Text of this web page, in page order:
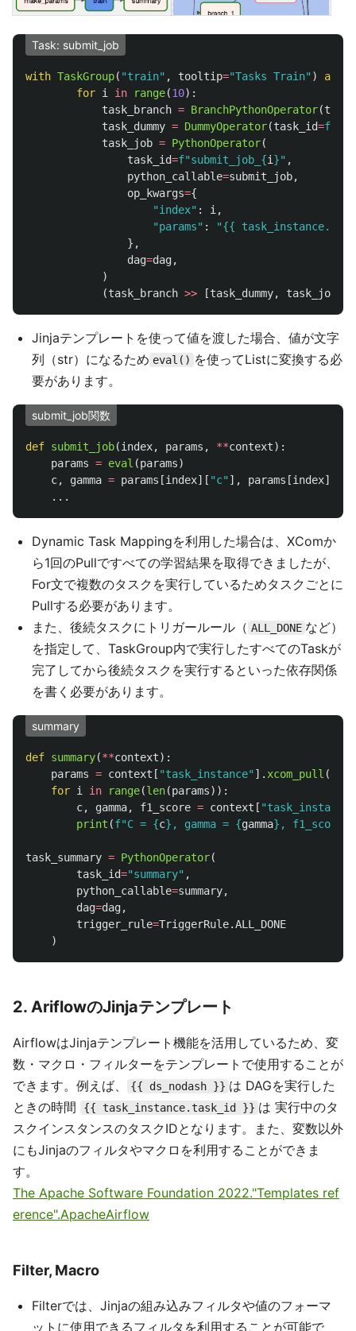
Task: submit_job
with TaskGroup( "train" , tooltip="Tasks Train" ) as
for i in range(10):
task_branch = BranchPythonOperator(
task_dummy = DummyOperator(task_id=f
task_job = PythonOperator(
task_id=f"submit_job_ {i }" ,
python_callable=submit_job,
op_kwargs={
"index" : i ,
"params" : "{{
},
dag=dag,
)
(task_branch >> [task_dummy, task_job
Jinjaテンプレートを使って値を渡した場合、値が文字
列（str）になるため eval() を使ってListに変換する必
要があります。
submit_job関数
def submit_job(index, params , **context):
params = eval (params)
c, gamma = params [index][ "c" ], params [index][
...
Dynamic Task Mappingを利用した場合は、XComか
ら1回のPullですべての学習結果を取得できましたが、
For文で複数のタスクを実行しているためタスクごとに
Pullする必要があります。
また、後続タスクにトリガールール（ ALL_DONE など）
を指定して、TaskGroup内で実行したすべてのTaskが
完了してから後続タスクを実行するといった依存関係
を書く必要があります。
summary
def summary(**context):
params = context [ "task_instance" ]. xcom_pull (
for i in range(len(params)):
c, gamma, f1_score = context [ "task_instance
print (f"C = {c} , gamma = {gamma} , f1_score
task_summary = PythonOperator(
task_id="summary" ,
python_callable=summary,
dag=dag,
trigger_rule=TriggerRule.ALL_DONE
)
2. AriflowのJinjaテンプレート
AirflowはJinjaテンプレート機能を活用しているため、変
数・マクロ・フィルターをテンプレートで使用することが
できます。例えば、
{{ ds_nodash }} は DAGを実行した
ときの時間
{{ task_instance.task_id }} は 実行中のタ
スクインスタンスのタスクIDとなります。また、変数以外
にもJinjaのフィルタやマクロを利用することができま
す。
The Apache Software Foundation 2022."Templates ref
erence".ApacheAirflow
Filter, Macro
Filterでは、Jinjaの組み込みフィルタや値のフォーマ
ットに使用できるフィルタを利用することが可能で